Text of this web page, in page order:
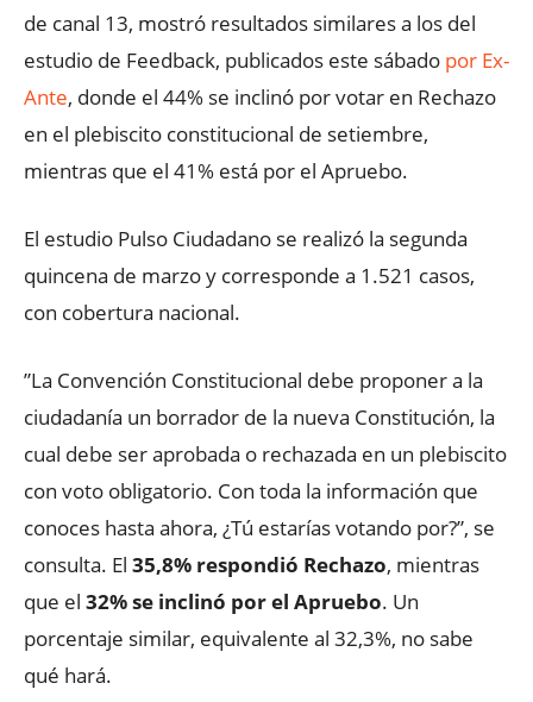
de canal 13, mostró resultados similares a los del
estudio de Feedback, publicados este sábado por Ex-
Ante, donde el 44% se inclinó por votar en Rechazo
en el plebiscito constitucional de setiembre,
mientras que el 41% está por el Apruebo.
El estudio Pulso Ciudadano se realizó la segunda
quincena de marzo y corresponde a 1.521 casos,
con cobertura nacional.
”La Convención Constitucional debe proponer a la
ciudadanía un borrador de la nueva Constitución, la
cual debe ser aprobada o rechazada en un plebiscito
con voto obligatorio. Con toda la información que
conoces hasta ahora, ¿Tú estarías votando por?”, se
consulta. El 35,8% respondió Rechazo, mientras
que el 32% se inclinó por el Apruebo. Un
porcentaje similar, equivalente al 32,3%, no sabe
qué hará.